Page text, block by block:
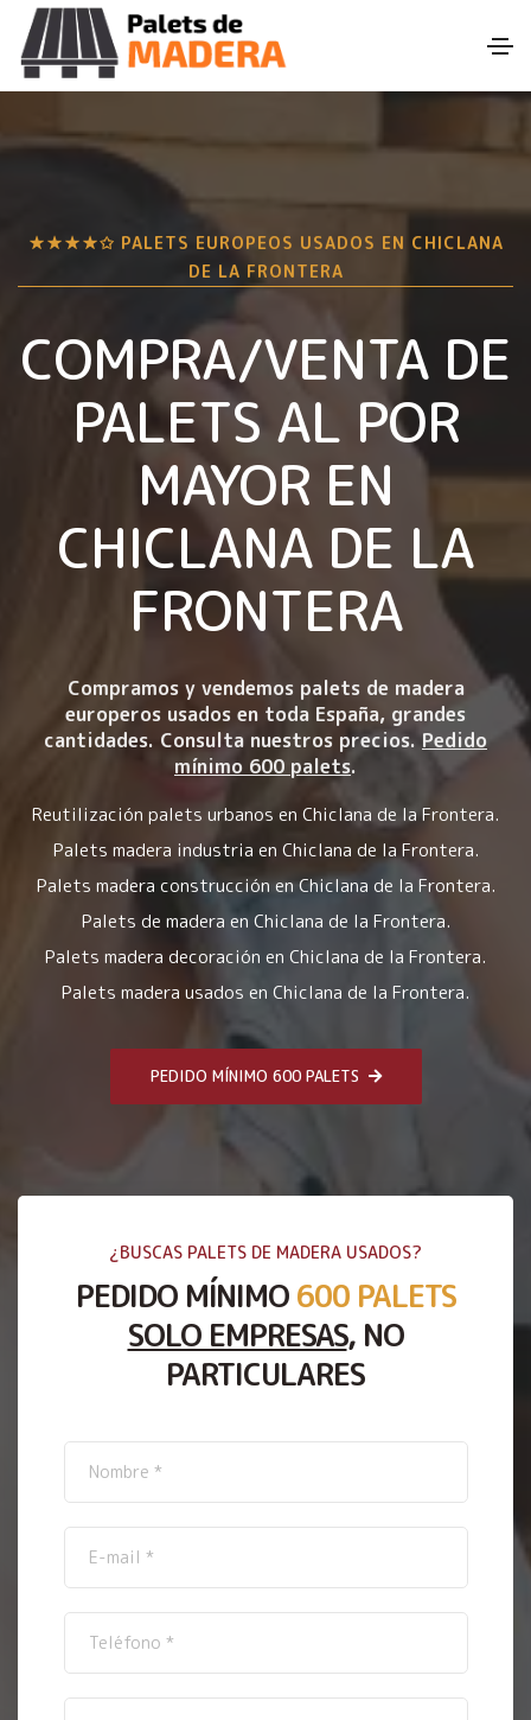
★★★★✩ PALETS EUROPEOS USADOS EN CHICLANA
DE LA FRONTERA
COMPRA/VENTA DE
PALETS AL POR
MAYOR EN
CHICLANA DE LA
FRONTERA
Compramos y vendemos palets de madera
europeros usados en toda España, grandes
cantidades. Consulta nuestros precios.Pedido
mínimo 600 palets.
Reutilización palets urbanos en Chiclana de la Frontera.
Palets madera industria en Chiclana de la Frontera.
Palets madera construcción en Chiclana de la Frontera.
Palets de madera en Chiclana de la Frontera.
Palets madera decoración en Chiclana de la Frontera.
Palets madera usados en Chiclana de la Frontera.
PEDIDO MÍNIMO 600 PALETS
¿BUSCAS PALETS DE MADERA USADOS?
PEDIDO MÍNIMO 600 PALETS
SOLO EMPRESAS, NO
PARTICULARES